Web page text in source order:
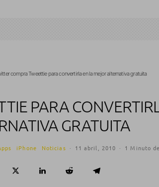
compra Tweettie para convertirla en la mejor alternativa gratuita
PARA
GRATUITA
iPhone Noticias · 11 abril, 2010 · 1 Minuto